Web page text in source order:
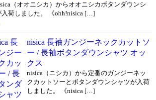
（オオニシカ）からオオニシカボタンダウンシ
入荷しました。 《ohh!nisica […]
nisica 長袖ガンジーネックカットソ
ー / 長袖ボタンダウンシャツ オッ
クス
nisica（ニシカ）から定番のガンジーネッ
クカットソーとボタンダウンシャツが入荷
しました。 《nisica […]